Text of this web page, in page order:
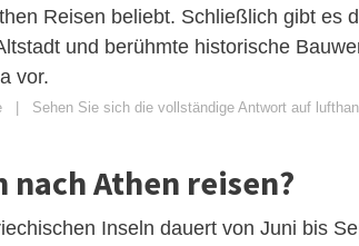
Reisen beliebt. Schließlich gibt es
und berühmte historische
vor.
Sehen Sie sich die vollständige Antwort auf
nach Athen reisen?
Inseln dauert von Juni bis